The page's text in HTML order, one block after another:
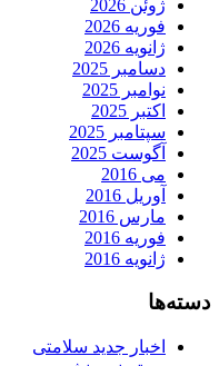
ژوئن 2026
فوریه 2026
ژانویه 2026
دسامبر 2025
نوامبر 2025
اکتبر 2025
سپتامبر 2025
آگوست 2025
می 2016
آوریل 2016
مارس 2016
فوریه 2016
ژانویه 2016
دسته‌ها
اخبار جدید سلامتی